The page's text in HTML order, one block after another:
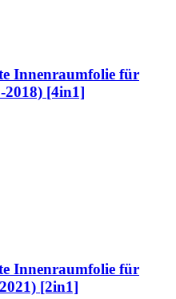
Innenraumfolie für
2018) [4in1]
Innenraumfolie für
[2in1]